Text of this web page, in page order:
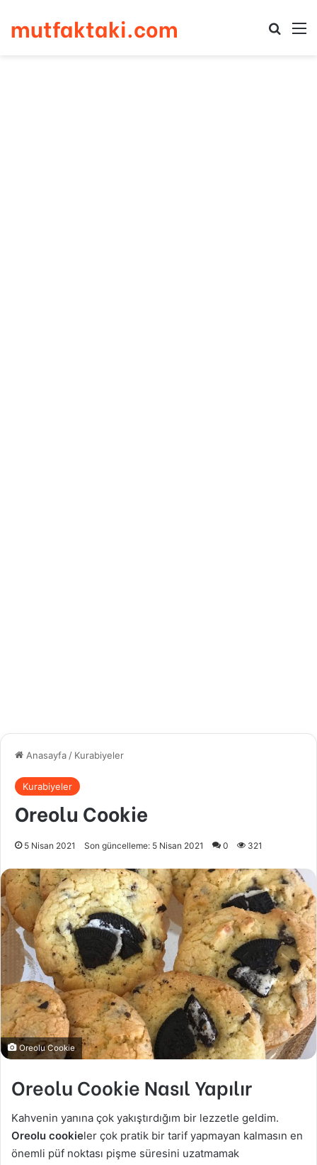
mutfaktaki.com
Anasayfa / Kurabiyeler
Kurabiyeler
Oreolu Cookie
5 Nisan 2021 Son güncelleme: 5 Nisan 2021 0 321
Oreolu Cookie
Oreolu Cookie Nasıl Yapılır
Kahvenin yanına çok yakıştırdığım bir lezzetle geldim.
Oreolu cookieler çok pratik bir tarif yapmayan kalmasın en
önemli püf noktası pişme süresini uzatmamak